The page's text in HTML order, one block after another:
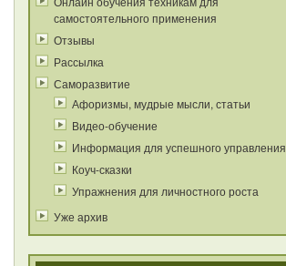
самостоятельного применения
Отзывы
Рассылка
Саморазвитие
Афоризмы, мудрые мысли, статьи
Видео-обучение
Информация для успешного управления
Коуч-сказки
Упражнения для личностного роста
Уже архив